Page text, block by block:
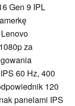
Gen 9 IPL
za
60 Hz, 400
120
panelami IPS